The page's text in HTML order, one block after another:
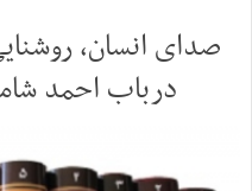
صدای انسان،
درباب احمد